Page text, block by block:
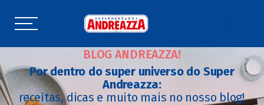
BLOG ANDREAZZA!
Por dentro do super universo do Super
Andreazza:
receitas, dicas e muito mais no nosso blog!